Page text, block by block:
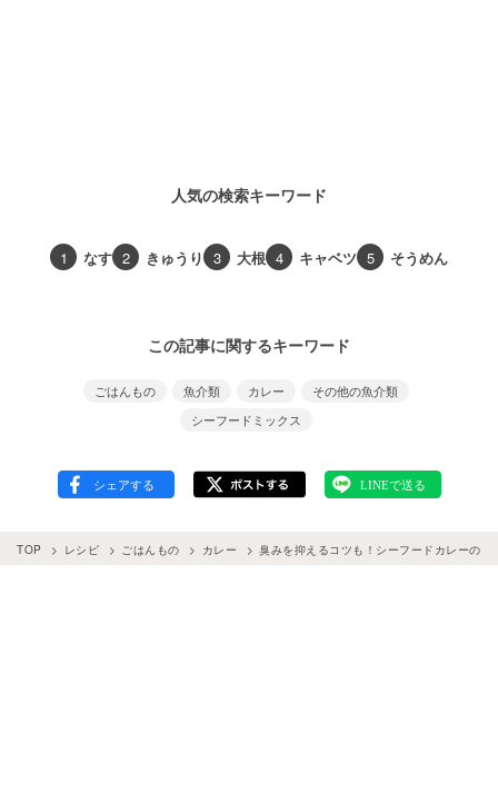
人気の検索キーワード
1 なす 2 きゅうり 3 大根 4 キャベツ 5 そうめん
この記事に関するキーワード
ごはんもの 魚介類 カレー
その他の魚介類
シーフードミックス
TOP レシピ ごはんもの カレー 臭みを抑えるコツも！シーフードカレーの簡